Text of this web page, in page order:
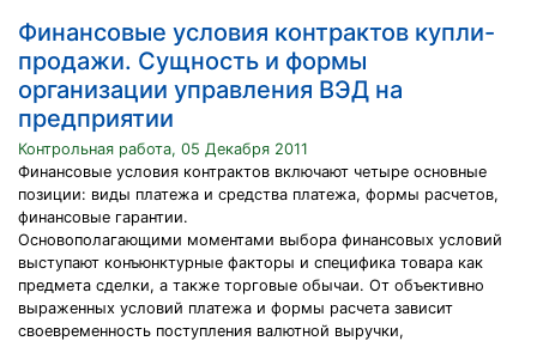
Финансовые условия контрактов купли-
продажи. Сущность и формы
организации управления ВЭД на
предприятии
Контрольная работа, 05 Декабря 2011
Финансовые условия контрактов включают четыре основные
позиции: виды платежа и средства платежа, формы расчетов,
финансовые гарантии.
Основополагающими моментами выбора финансовых условий
выступают конъюнктурные факторы и специфика товара как
предмета сделки, а также торговые обычаи. От объективно
выраженных условий платежа и формы расчета зависит
своевременность поступления валютной выручки,